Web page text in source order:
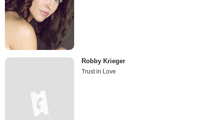
Robby Krieger
Trust in Love